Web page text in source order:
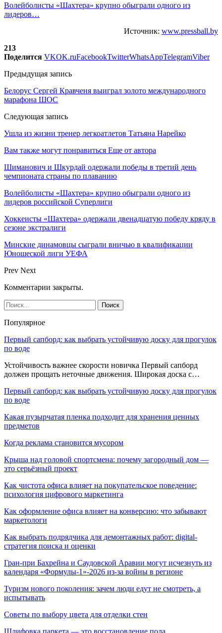
Волейболисты «Шахтера» крупно обыграли одного из
лидеров…
Источник: www.pressball.by
213
Поделится VKOK.ruFacebookTwitterWhatsAppTelegramViber
Предыдущая запись
Белорус Сергей Кравченя выиграл золото международного
марафона ШОС
Следующая запись
Ушла из жизни тренер легкоатлетов Татьяна Нарейко
Вам также могут понравиться Еще от автора
Шиманович и Шкурдай одержали победы в третий день
чемпионата страны по плаванию
Волейболисты «Шахтера» крупно обыграли одного из
лидеров российской Суперлиги
Хоккеисты «Шахтера» одержали двенадцатую победу кряду в
сезоне экстралиги
Минские динамовцы сыграли вничью в квалификации
Юношеской лиги УЕФА
Prev Next
Комментарии закрыты.
Популярное
Первый сапборд: как выбрать устойчивую доску для прогулок
по воде
Устойчивость важнее скорости новичка Первый сапборд
должен прощать неточные движения. Широкая доска с…
Первый сапборд: как выбрать устойчивую доску для прогулок
по воде
Какая пузырчатая пленка подходит для хранения ценных
предметов
Когда реклама становится мусором
Крыша над головой спортсмена: почему загородный дом —
это серьёзный проект
Как чистота офиса влияет на покупательское поведение:
психология цифрового маркетинга
Как оформление офиса влияет на конверсию: что забывают
маркетологи
Как выбрать подрядчика для демонтажных работ: digital-
стратегия поиска и оценки
Гран-при Бахрейна и Саудовской Аравии могут исчезнуть из
календаря «Формулы-1»-2026 из-за войны в регионе
Туризм нового поколения: зачем люди едут не смотреть, а
испытывать
Советы по выбору цвета для отделки стен
Шлифовка паркета — это восстановление пола